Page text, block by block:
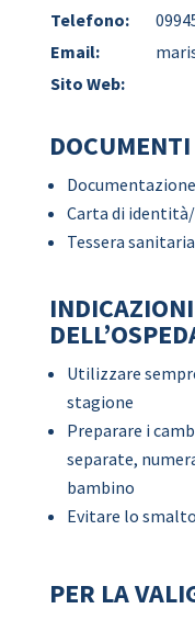
Telefono:
Email:
Sito Web:
Carta di
Tessera sanitaria
Utilizzare
stagione
Preparare i
separate,
bambino
Evitare lo
PER LA